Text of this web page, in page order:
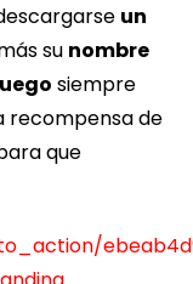
un
su nombre
siempre
recompensa de
que